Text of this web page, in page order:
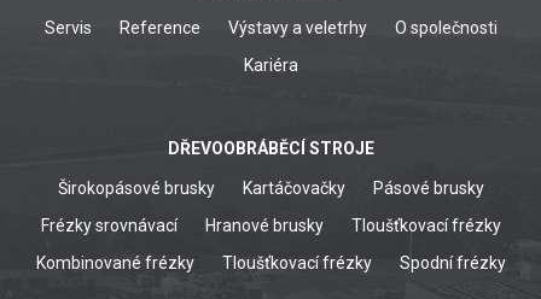
Servis Reference Výstavy a veletrhy
O společnosti
Kariéra
DŘEVOOBRÁBĚCÍ STROJE
Širokopásové brusky Kartáčovačky
Pásové brusky
Frézky srovnávací
Hranové brusky
Tloušťkovací frézky
Kombinované frézky
Tloušťkovací frézky Spodní frézky